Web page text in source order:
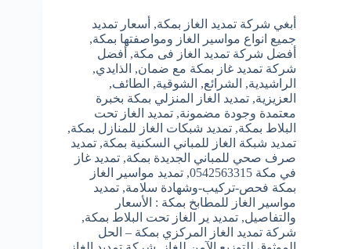
أبغي شركة تمديد الغاز بمكة, أسعار تمديد
جميع انواع مواسير الغاز ومواصفتها بمكة,
أفضل شركة تمديد الغاز فى مكة, أفضل
شركة تمديد غاز بمكة مع ضمان, الذايدي,
الراشيدية, الشرائع, الشوقية, الطائف,
العزيزية, تمديد الغاز المنزلي بمكة بخبرة
معتمدة وجودة مضمونة, تمديد الغاز تحت
البلاط بمكة, تمديد شبكات الغاز للمنازل بمكة,
تمديد شبكة الغاز للمباني السكنية بمكة, تمديد
صرف صحي للمباني الجديدة بمكة, تمديد غاز
في مكة 0542563315
, تمديد مواسير الغاز
بمكة فحص-تركيب-وشهادة سلامة, تمديد
مواسير الغاز للمطابخ بمكة : الأسعار
والتفاصيل, تمديد ير الغاز تحت البلاط بمكة,
شركة تمديد الغاز المركزي بمكة – الحل